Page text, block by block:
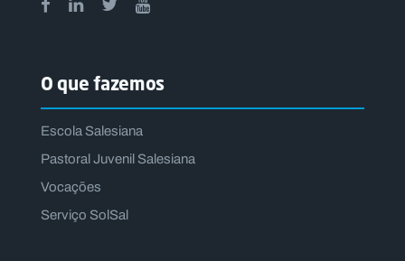
O que fazemos
Escola Salesiana
Pastoral Juvenil Salesiana
Vocações
Serviço SolSal